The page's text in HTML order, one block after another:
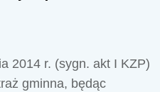
2014 r. (sygn. akt I KZP)
gminna, będąc